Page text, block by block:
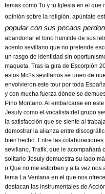
temas como Tu y tu Iglesia en el que
opinión sobre la religión, apúntate
popular con sus pecaos
abandonar el tono humilde de sus
acento sevillano que no pretende
un rasgo de identidad sin
maqueta. Tras la gira de Escorpión
estos Mc?s sevillanos se unen de
envolvieron este tour por toda
y con mucha fuerza dónde se
Pino Montano. Al embarcarse en
Jesuly como el vocalista del grupo
la satisfacción que se siente al
demostrar la alianza entre
bien hecho. Entre las
sevillano, Trafik, que le acompañará
solitario Jesuly demuestra su lado
o Que no me estorben y a la vez nos
tema La Ventana en el que nos
destacan las instrumentales de